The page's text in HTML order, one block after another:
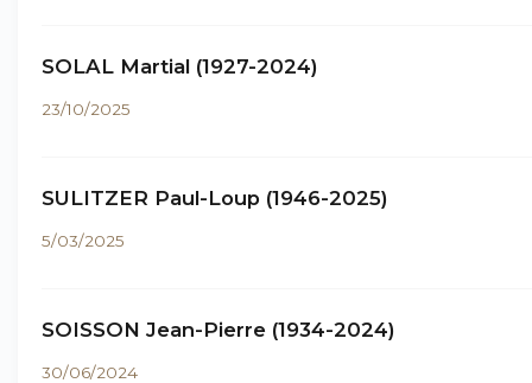
SOLAL Martial (1927-2024)
23/10/2025
SULITZER Paul-Loup (1946-2025)
5/03/2025
SOISSON Jean-Pierre (1934-2024)
30/06/2024